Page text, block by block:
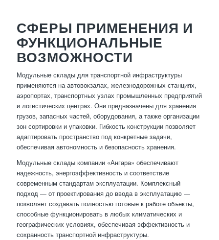
СФЕРЫ ПРИМЕНЕНИЯ И
ФУНКЦИОНАЛЬНЫЕ
ВОЗМОЖНОСТИ
Модульные склады для транспортной инфраструктуры
применяются на автовокзалах, железнодорожных станциях,
аэропортах, транспортных узлах промышленных предприятий
и логистических центрах. Они предназначены для хранения
грузов, запасных частей, оборудования, а также организации
зон сортировки и упаковки. Гибкость конструкции позволяет
адаптировать пространство под конкретные задачи,
обеспечивая автономность и безопасность хранения.
Модульные склады компании «Ангара» обеспечивают
надежность, энергоэффективность и соответствие
современным стандартам эксплуатации. Комплексный
подход — от проектирования до ввода в эксплуатацию —
позволяет создавать полностью готовые к работе объекты,
способные функционировать в любых климатических и
географических условиях, обеспечивая эффективность и
сохранность транспортной инфраструктуры.